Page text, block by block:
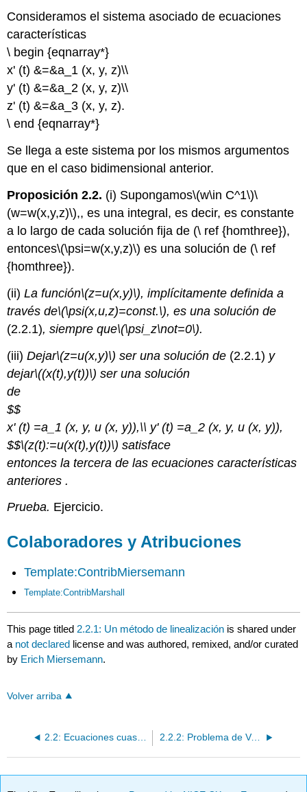
Consideramos el sistema asociado de ecuaciones
características
\ begin {eqnarray*}
x' (t) &=&a_1 (x, y, z)\\
y' (t) &=&a_2 (x, y, z)\\
z' (t) &=&a_3 (x, y, z).
\ end {eqnarray*}
Se llega a este sistema por los mismos argumentos
que en el caso bidimensional anterior.
Proposición 2.2. (i) Supongamos\(w\in C^1\)\
(w=w(x,y,z)\),, es una integral, es decir, es constante
a lo largo de cada solución fija de (\ ref {homthree}),
entonces\(\psi=w(x,y,z)\) es una solución de (\ ref
{homthree}).
(ii)La función\(z=u(x,y)\), implícitamente definida a
través de\(\psi(x,u,z)=const.\), es una solución de
(2.2.1), siempre que\(\psi_z\not=0\).
(iii)Dejar\(z=u(x,y)\) ser una solución de (2.2.1) y
dejar\((x(t),y(t))\) ser una solución
de
$$
x' (t) =a_1 (x, y, u (x, y)),\\ y' (t) =a_2 (x, y, u (x, y)),
$$\(z(t):=u(x(t),y(t))\) satisface
entonces la tercera de las ecuaciones características
anteriores .
Prueba. Ejercicio.
Colaboradores y Atribuciones
Template:ContribMiersemann
Template:ContribMarshall
This page titled 2.2.1: Un método de linealización is shared under
a not declared license and was authored, remixed, and/or curated
by Erich Miersemann.
Volver arriba
2.2: Ecuaciones cuasilineales 2.2.2: Problema de Valor Inicial de Cauchy